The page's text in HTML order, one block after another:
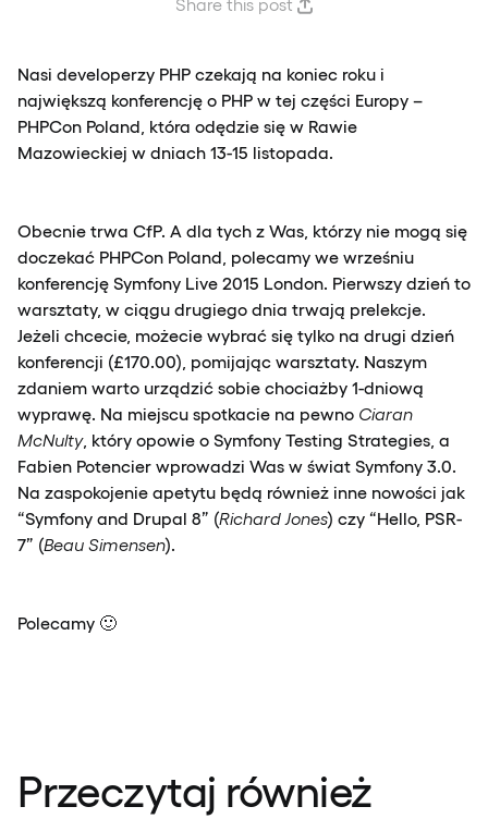
Nasi developerzy PHP czekają na koniec roku i
największą konferencję o PHP w tej części Europy –
PHPCon Poland, która odędzie się w Rawie
Mazowieckiej w dniach 13-15 listopada.
Obecnie trwa CfP. A dla tych z Was, którzy nie mogą się
doczekać PHPCon Poland, polecamy we wrześniu
konferencję Symfony Live 2015 London. Pierwszy dzień to
warsztaty, w ciągu drugiego dnia trwają prelekcje.
Jeżeli chcecie, możecie wybrać się tylko na drugi dzień
konferencji (£170.00), pomijając warsztaty. Naszym
zdaniem warto urządzić sobie chociażby 1-dniową
wyprawę. Na miejscu spotkacie na pewno Ciaran
McNulty, który opowie o Symfony Testing Strategies, a
Fabien Potencier wprowadzi Was w świat Symfony 3.0.
Na zaspokojenie apetytu będą również inne nowości jak
“Symfony and Drupal 8” (Richard Jones) czy “Hello, PSR-
7” (Beau Simensen).
Polecamy 🙂
Przeczytaj również